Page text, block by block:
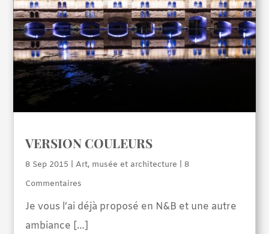
VERSION COULEURS
8 Sep 2015 |Art, musée et architecture | 8
Commentaires
Je vous l’ai déjà proposé en N&B et une autre
ambiance […]